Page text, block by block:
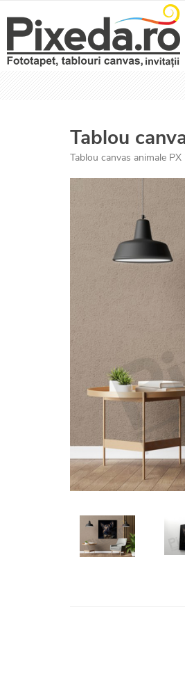
Tablou
Tablou canvas animale